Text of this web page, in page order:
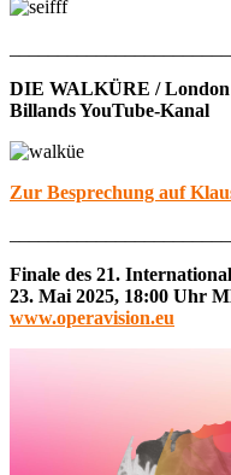
DIE WALKÜRE / London
Billands YouTube-Kanal
Zur Besprechung auf
Finale des 21.
23. Mai 2025, 18:00 Uhr
www.operavision.eu